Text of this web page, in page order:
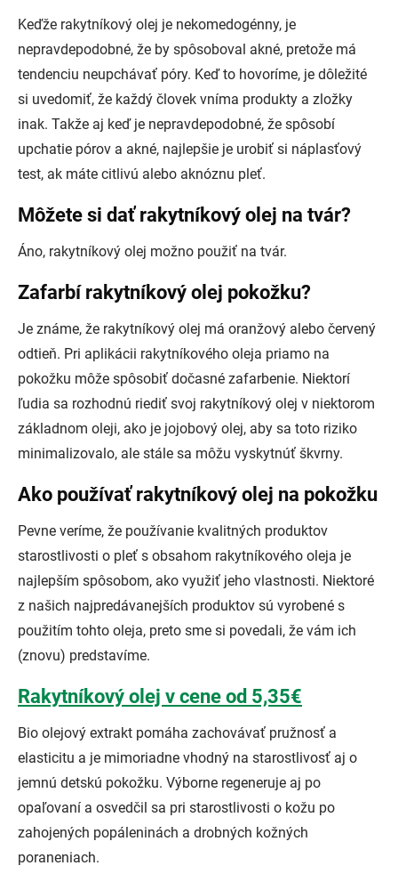
Keďže rakytníkový olej je nekomedogénny, je
nepravdepodobné, že by spôsoboval akné, pretože má
tendenciu neupchávať póry. Keď to hovoríme, je dôležité
si uvedomiť, že každý človek vníma produkty a zložky
inak. Takže aj keď je nepravdepodobné, že spôsobí
upchatie pórov a akné, najlepšie je urobiť si náplasťový
test, ak máte citlivú alebo aknóznu pleť.
Môžete si dať rakytníkový olej na tvár?
Áno, rakytníkový olej možno použiť na tvár.
Zafarbí rakytníkový olej pokožku?
Je známe, že rakytníkový olej má oranžový alebo červený
odtieň. Pri aplikácii rakytníkového oleja priamo na
pokožku môže spôsobiť dočasné zafarbenie. Niektorí
ľudia sa rozhodnú riediť svoj rakytníkový olej v niektorom
základnom oleji, ako je jojobový olej, aby sa toto riziko
minimalizovalo, ale stále sa môžu vyskytnúť škvrny.
Ako používať rakytníkový olej na pokožku
Pevne veríme, že používanie kvalitných produktov
starostlivosti o pleť s obsahom rakytníkového oleja je
najlepším spôsobom, ako využiť jeho vlastnosti. Niektoré
z našich najpredávanejších produktov sú vyrobené s
použitím tohto oleja, preto sme si povedali, že vám ich
(znovu) predstavíme.
Rakytníkový olej v cene od 5,35€
Bio olejový extrakt pomáha zachovávať pružnosť a
elasticitu a je mimoriadne vhodný na starostlivosť aj o
jemnú detskú pokožku. Výborne regeneruje aj po
opaľovaní a osvedčil sa pri starostlivosti o kožu po
zahojených popáleninách a drobných kožných
poraneniach.